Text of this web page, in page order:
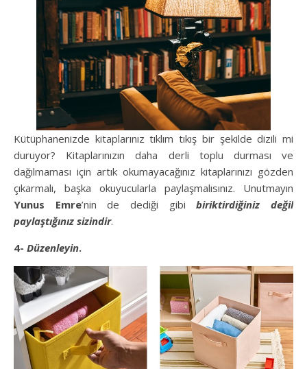
Kütüphanenizde kitaplarınız tıklım tıkış bir şekilde dizili mi
duruyor? Kitaplarınızın daha derli toplu durması ve
dağılmaması için artık okumayacağınız kitaplarınızı gözden
çıkarmalı, başka okuyucularla paylaşmalısınız. Unutmayın
Yunus Emre’nin de dediği gibibiriktirdiğiniz değil
paylaştığınız sizindir.
4- Düzenleyin.